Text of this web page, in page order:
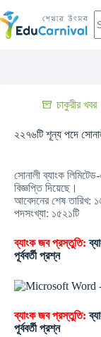
চাকুরীর খবর
২২৭৬টি শূন্য পদে
সোনালী ব্যাংক
বিজ্ঞপ্তি দিয়েছে।
আবেদনের শেষ তারিখ:
পদসংখ্যা: ১৫২১টি
ব্যাংক জব প্রস্তুতি:
পূর্ববর্তী প্রশ্ন
ব্যাংক জব প্রস্তুতি:
পূর্ববর্তী প্রশ্ন